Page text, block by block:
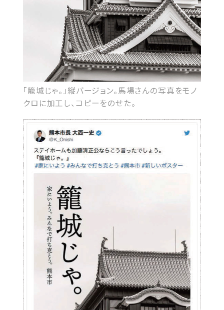
「籠城じゃ。」縦バージョン。馬場さんの写真をモノ
クロに加工し、コピーをのせた。